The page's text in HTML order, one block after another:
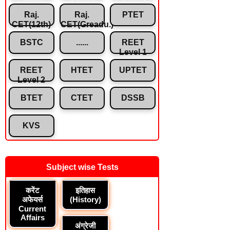
Raj.
CET(12th)
Raj.
CET(Greadu.)
PTET
BSTC ......
REET
Level 1
REET
Level 2
HTET UPTET
BTET CTET DSSB
KVS
Subject wise Tests
करेंट
अफेयर्स
Current
Affairs
इतिहास
(History)
अंग्रेजी